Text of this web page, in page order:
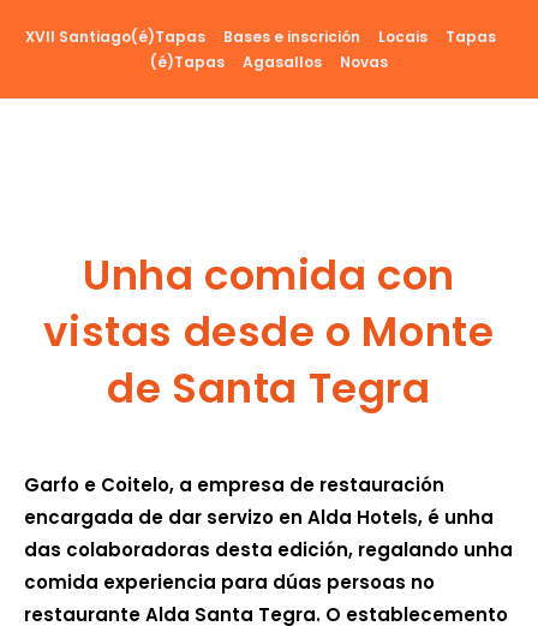
XVII Santiago(é)Tapas Bases e inscrición Locais
Tapas
(é)Tapas
Agasallos Novas
Unha comida con
vistas desde o Monte
de Santa Tegra
Garfo e Coitelo, a empresa de restauración
encargada de dar servizo en Alda Hotels, é unha
das colaboradoras desta edición, regalando unha
comida experiencia para dúas persoas no
restaurante Alda Santa Tegra. O establecemento